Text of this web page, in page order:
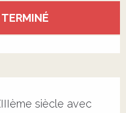
siècle avec